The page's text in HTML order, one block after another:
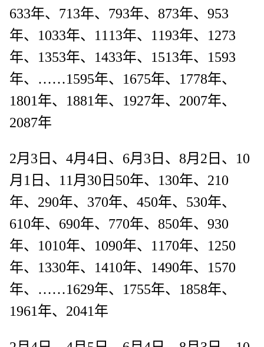
633年、713年、793年、873年、953
年、1033年、1113年、1193年、1273
年、1353年、1433年、1513年、1593
年、……1595年、1675年、1778年、
1801年、1881年、1927年、2007年、
2087年
2月3日、4月4日、6月3日、8月2日、10
月1日、11月30日50年、130年、210
年、290年、370年、450年、530年、
610年、690年、770年、850年、930
年、1010年、1090年、1170年、1250
年、1330年、1410年、1490年、1570
年、……1629年、1755年、1858年、
1961年、2041年